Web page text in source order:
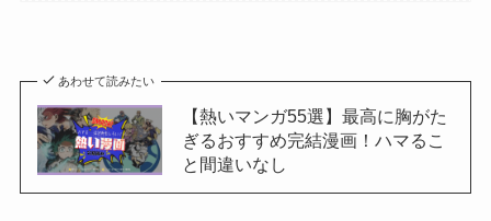
あわせて読みたい
【熱いマンガ55選】最高に胸がた
ぎるおすすめ完結漫画！ハマるこ
と間違いなし